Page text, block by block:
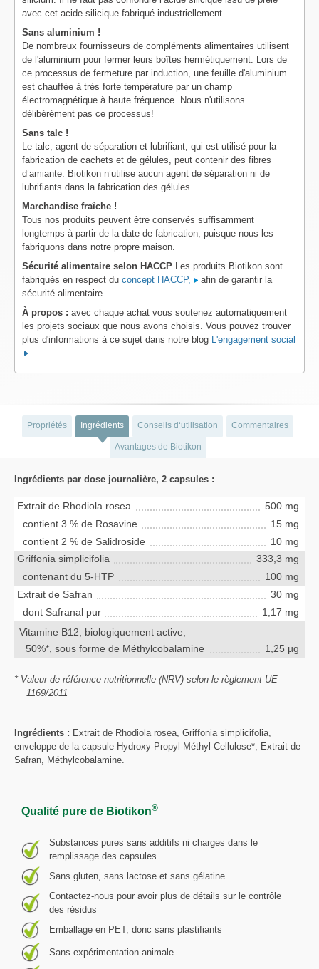
avec cet acide silicique fabriqué industriellement.
Sans aluminium !
De nombreux fournisseurs de compléments alimentaires utilisent
de l'aluminium pour fermer leurs boîtes hermétiquement. Lors de
ce processus de fermeture par induction, une feuille d'aluminium
est chauffée à très forte température par un champ
électromagnétique à haute fréquence. Nous n'utilisons
délibérément pas ce processus!
Sans talc !
Le talc, agent de séparation et lubrifiant, qui est utilisé pour la
fabrication de cachets et de gélules, peut contenir des fibres
d’amiante. Biotikon n’utilise aucun agent de séparation ni de
lubrifiants dans la fabrication des gélules.
Marchandise fraîche !
Tous nos produits peuvent être conservés suffisamment
longtemps à partir de la date de fabrication, puisque nous les
fabriquons dans notre propre maison.
Sécurité alimentaire selon HACCP Les produits Biotikon sont
fabriqués en respect du concept HACCP,
afin de garantir la
sécurité alimentaire.
À propos : avec chaque achat vous soutenez automatiquement
les projets sociaux que nous avons choisis. Vous pouvez trouver
plus d'informations à ce sujet dans notre blog L'engagement social
Propriétés Ingrédients Conseils d‘utilisation Commentaires
Avantages de Biotikon
Ingrédients par dose journalière, 2 capsules :
Extrait de Rhodiola rosea
500 mg
contient 3 % de Rosavine
15 mg
contient 2 % de Salidroside
10 mg
Griffonia simplicifolia
333,3 mg
contenant du 5-HTP
100 mg
Extrait de Safran
30 mg
dont Safranal pur
1,17 mg
Vitamine B12, biologiquement active,
50%*, sous forme de Méthylcobalamine
1,25 µg
* Valeur de référence nutritionnelle (NRV) selon le règlement UE
1169/2011
Ingrédients : Extrait de Rhodiola rosea, Griffonia simplicifolia,
enveloppe de la capsule Hydroxy-Propyl-Méthyl-Cellulose*, Extrait de
Safran, Méthylcobalamine.
Qualité pure de Biotikon®
Substances pures sans additifs ni charges dans le
remplissage des capsules
Sans gluten, sans lactose et sans gélatine
Contactez-nous pour avoir plus de détails sur le contrôle
des résidus
Emballage en PET, donc sans plastifiants
Sans expérimentation animale